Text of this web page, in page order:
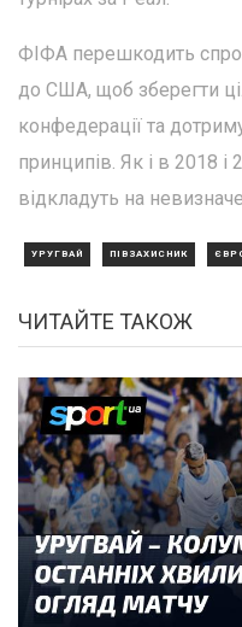
ФІФА перешкодить
до США, щоб зберегти
конфедерації та
принципів. Як і в 2018 і
відкладуть на
УРУГВАЙ ПІВЗАХИСНИК
ЧИТАЙТЕ ТАКОЖ